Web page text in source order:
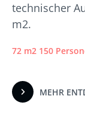
technischer
m2.
72 m2 150
MEHR